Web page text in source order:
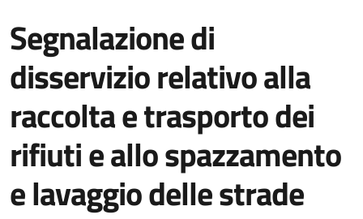
Segnalazione di
disservizio relativo alla
raccolta e trasporto dei
rifiuti e allo spazzamento
e lavaggio delle strade